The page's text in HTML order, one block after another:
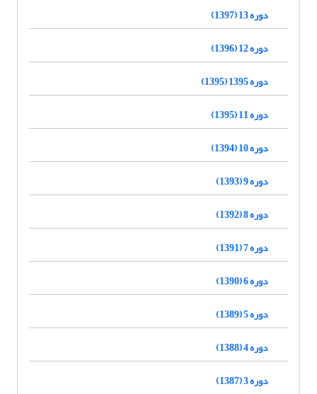
دوره 13 (1397)
دوره 12 (1396)
دوره 1395 (1395)
دوره 11 (1395)
دوره 10 (1394)
دوره 9 (1393)
دوره 8 (1392)
دوره 7 (1391)
دوره 6 (1390)
دوره 5 (1389)
دوره 4 (1388)
دوره 3 (1387)